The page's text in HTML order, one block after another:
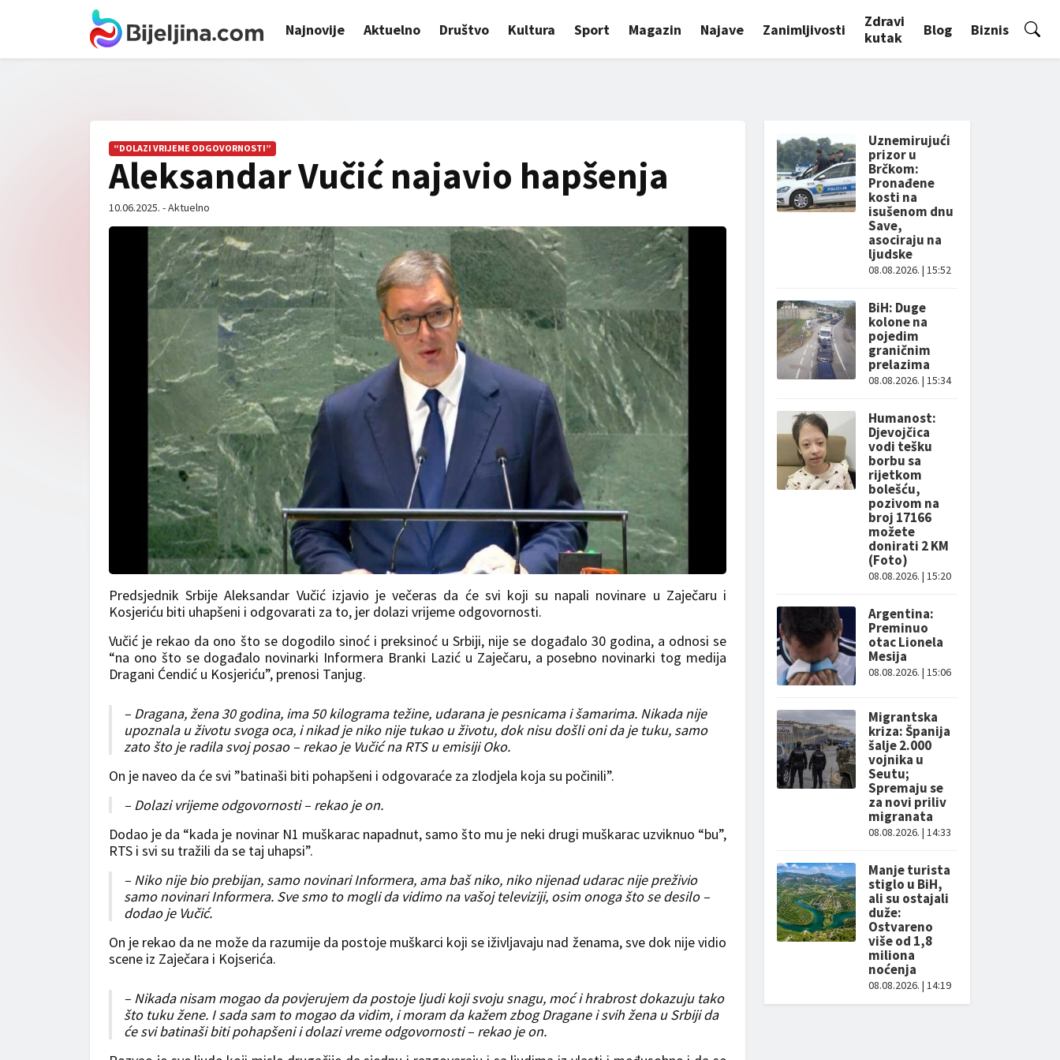
Najnovije Aktuelno Društvo Kultura Sport Magazin Najave Zanimljivosti
Zdravi
kutak
Blog Biznis
“DOLAZI VRIJEME ODGOVORNOSTI”
Aleksandar Vučić najavio hapšenja
10.06.2025. - Aktuelno
Predsjednik Srbije Aleksandar Vučić izjavio je večeras da će svi koji su napali novinare u Zaječaru i
Kosjeriću biti uhapšeni i odgovarati za to, jer dolazi vrijeme odgovornosti.
Vučić je rekao da ono što se dogodilo sinoć i preksinoć u Srbiji, nije se događalo 30 godina, a odnosi se
“na ono što se događalo novinarki Informera Branki Lazić u Zaječaru, a posebno novinarki tog medija
Dragani Ćendić u Kosjeriću”, prenosi Tanjug.
– Dragana, žena 30 godina, ima 50 kilograma težine, udarana je pesnicama i šamarima. Nikada nije
upoznala u životu svoga oca, i nikad je niko nije tukao u životu, dok nisu došli oni da je tuku, samo
zato što je radila svoj posao – rekao je Vučić na RTS u emisiji Oko.
On je naveo da će svi ”batinaši biti pohapšeni i odgovaraće za zlodjela koja su počinili”.
– Dolazi vrijeme odgovornosti – rekao je on.
Dodao je da “kada je novinar N1 muškarac napadnut, samo što mu je neki drugi muškarac uzviknuo “bu”,
RTS i svi su tražili da se taj uhapsi”.
– Niko nije bio prebijan, samo novinari Informera, ama baš niko, niko nijenad udarac nije preživio
samo novinari Informera. Sve smo to mogli da vidimo na vašoj televiziji, osim onoga što se desilo –
dodao je Vučić.
On je rekao da ne može da razumije da postoje muškarci koji se iživljavaju nad ženama, sve dok nije vidio
scene iz Zaječara i Kojserića.
– Nikada nisam mogao da povjerujem da postoje ljudi koji svoju snagu, moć i hrabrost dokazuju tako
što tuku žene. I sada sam to mogao da vidim, i moram da kažem zbog Dragane i svih žena u Srbiji da
će svi batinaši biti pohapšeni i dolazi vreme odgovornosti – rekao je on.
Uznemirujući
prizor u
Brčkom:
Pronađene
kosti na
isušenom dnu
Save,
asociraju na
ljudske
08.08.2026. | 15:52
BiH: Duge
kolone na
pojedim
graničnim
prelazima
08.08.2026. | 15:34
Humanost:
Djevojčica
vodi tešku
borbu sa
rijetkom
bolešću,
pozivom na
broj 17166
možete
donirati 2 KM
(Foto)
08.08.2026. | 15:20
Argentina:
Preminuo
otac Lionela
Mesija
08.08.2026. | 15:06
Migrantska
kriza: Španija
šalje 2.000
vojnika u
Seutu;
Spremaju se
za novi priliv
migranata
08.08.2026. | 14:33
Manje turista
stiglo u BiH,
ali su ostajali
duže:
Ostvareno
više od 1,8
miliona
noćenja
08.08.2026. | 14:19